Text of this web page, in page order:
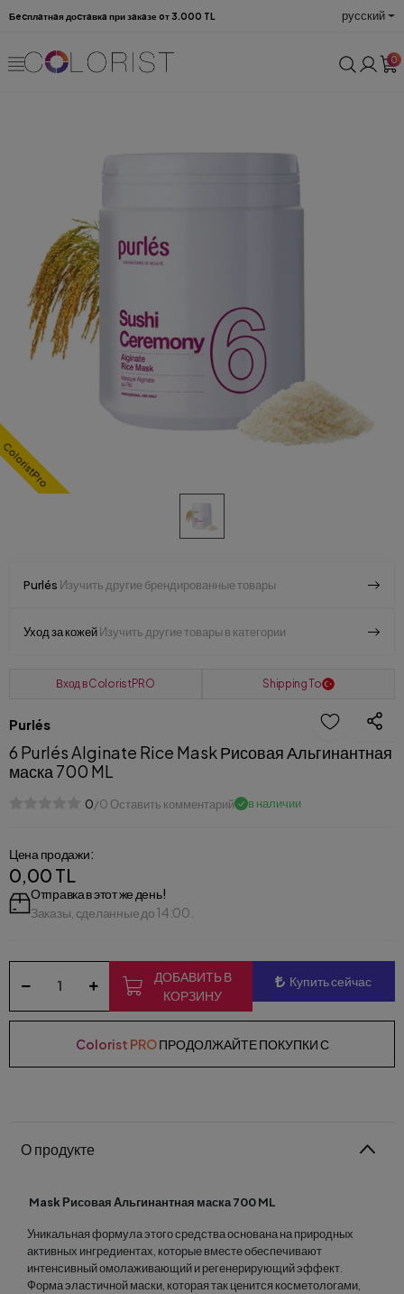
Бecплaтнaя доcтaвкa при зaкaзе oт 3.000 TL русский
0
ColoristPro
Purlés Изучить другие брендированные товары
Уход за кожейИзучить другие товары в категории
Вход в ColoristPRO Shipping To
Purlés
6 Purlés Alginate Rice Mask Рисовая Альгинантная
маска 700 ML
0/0 Оставить комментарий в наличии
Цена продажи:
0,00 TL
Отправка в этот же день!
Заказы, сделанные до 14:00.
ДОБАВИТЬ В
КОРЗИНУ
Купить сейчас
Colorist PROПРОДОЛЖАЙТЕ ПОКУПКИ С
О продукте
Mask Рисовая Альгинантная маска 700 ML
Уникальная формула этого средства основана на природных
активных ингредиентах, которые вместе обеспечивают
интенсивный омолаживающий и регенерирующий эффект.
Форма эластичной маски, которая так ценится косметологами,